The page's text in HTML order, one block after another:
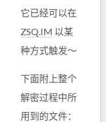
它已经可以在
ZSQ.IM 以某
种方式触发～
下面附上整个
解密过程中所
用到的文件：